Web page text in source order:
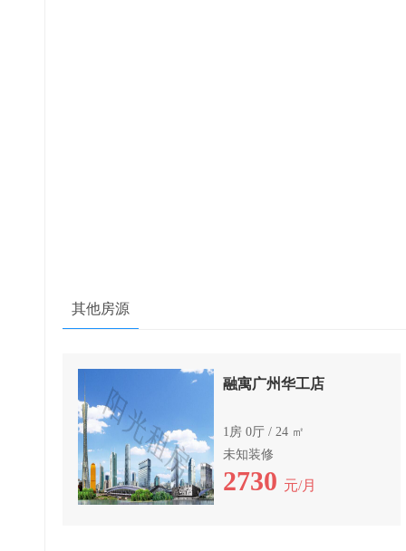
其他房源
融寓广州华工店
1房 0厅 / 24 ㎡
未知装修
2730 元/月